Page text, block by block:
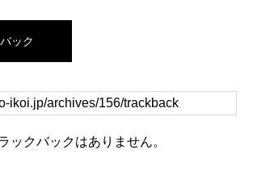
ック
ックバックはありません。